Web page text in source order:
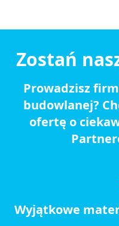
Zostań
Prowadzisz
budowlanej?
ofertę o
Wyjątkowe